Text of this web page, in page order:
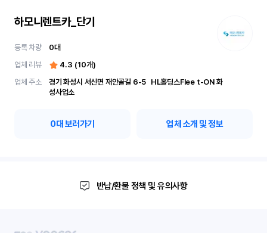
하모니렌트카_단기
등록 차량 0대
업체 리뷰
4.3 (10개)
업체 주소
경기 화성시 서신면 재안골길 6-5	 HL홀딩스Flee t-ON 화
성사업소
0대 보러가기 업체 소개 및 정보
반납/환불 정책 및 유의사항